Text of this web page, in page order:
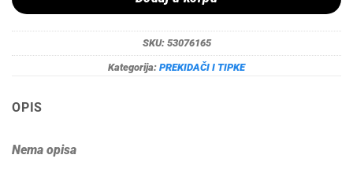
SKU: 53076165
Kategorija: PREKIDAČI I TIPKE
OPIS
Nema opisa